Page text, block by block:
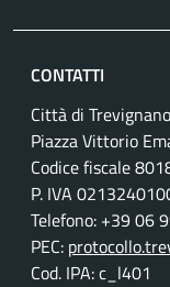
CONTATTI
Città di
Piazza Vittorio
Codice fiscale
P. IVA
Telefono: +39 06
PEC:
Cod. IPA: c_l401